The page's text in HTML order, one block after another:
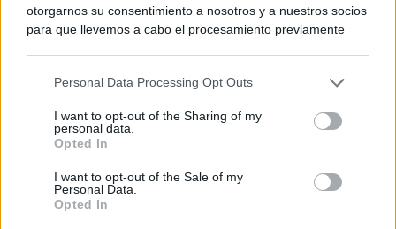
otorgarnos su consentimiento a nosotros y a nuestros socios
para que llevemos a cabo el procesamiento previamente
negar su consentimiento. Tenga en cuenta que algún
de su consentimiento, pero usted tiene el derecho de
rechazar tal procesamiento. Sus preferencias se aplicarán
cualquier momento entrando de nuevo en este sitio web o
visitando nuestra política de privacidad.
Personal Data Processing Opt Outs
I want to opt-out of the Sharing of my
personal data.
Opted In
I want to opt-out of the Sale of my
Personal Data.
Opted In